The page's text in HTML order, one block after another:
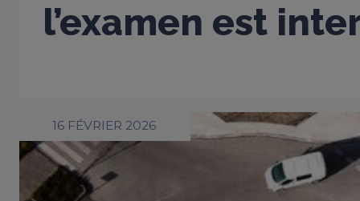
l’examen est
16 FÉVRIER 2026